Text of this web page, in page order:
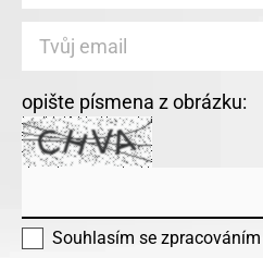
opište písmena z obrázku:
Souhlasím se